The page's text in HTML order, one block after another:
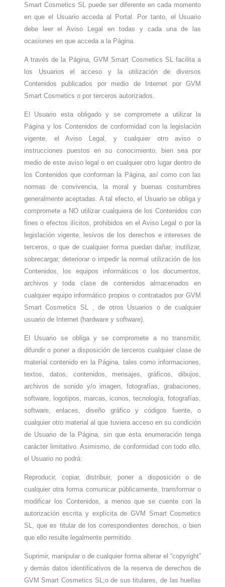
Smart Cosmetics SL puede ser diferente en cada momento
en que el Usuario acceda al Portal. Por tanto, el Usuario
debe leer el Aviso Legal en todas y cada una de las
ocasiones en que acceda a la Página.
A través de la Página, GVM Smart Cosmetics SL facilita a
los Usuarios el acceso y la utilización de diversos
Contenidos publicados por medio de Internet por GVM
Smart Cosmetics o por terceros autorizados.
El Usuario esta obligado y se compromete a utilizar la
Página y los Contenidos de conformidad con la legislación
vigente, el Aviso Legal, y cualquier otro aviso o
instrucciones puestos en su conocimiento, bien sea por
medio de este aviso legal o en cualquier otro lugar dentro de
los Contenidos que conforman la Página, así como con las
normas de convivencia, la moral y buenas costumbres
generalmente aceptadas. A tal efecto, el Usuario se obliga y
compromete a NO utilizar cualquiera de los Contenidos con
fines o efectos ilícitos, prohibidos en el Aviso Legal o por la
legislación vigente, lesivos de los derechos e intereses de
terceros, o que de cualquier forma puedan dañar, inutilizar,
sobrecargar, deteriorar o impedir la normal utilización de los
Contenidos, los equipos informáticos o los documentos,
archivos y toda clase de contenidos almacenados en
cualquier equipo informático propios o contratados por GVM
Smart Cosmetics SL
, de otros Usuarios o de cualquier
usuario de Internet (hardware y software).
El Usuario se obliga y se compromete a no transmitir,
difundir o poner a disposición de terceros cualquier clase de
material contenido en la Página, tales como informaciones,
textos, datos, contenidos, mensajes, gráficos, dibujos,
archivos de sonido y/o imagen, fotografías, grabaciones,
software, logotipos, marcas, iconos, tecnología, fotografías,
software, enlaces, diseño gráfico y códigos fuente, o
cualquier otro material al que tuviera acceso en su condición
de Usuario de la Página, sin que esta enumeración tenga
carácter limitativo. Asimismo, de conformidad con todo ello,
el Usuario no podrá:
Reproducir, copiar, distribuir, poner a disposición o de
cualquier otra forma comunicar públicamente, transformar o
modificar los Contenidos, a menos que se cuente con la
autorización escrita y explícita de GVM Smart Cosmetics
SL, que es titular de los correspondientes derechos, o bien
que ello resulte legalmente permitido.
Suprimir, manipular o de cualquier forma alterar el “copyright”
y demás datos identificativos de la reserva de derechos de
GVM Smart Cosmetics SL;o de sus titulares, de las huellas